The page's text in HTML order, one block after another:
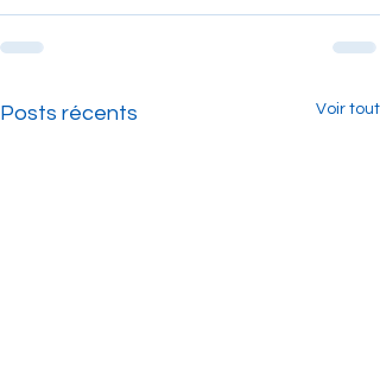
Posts récents Voir tout